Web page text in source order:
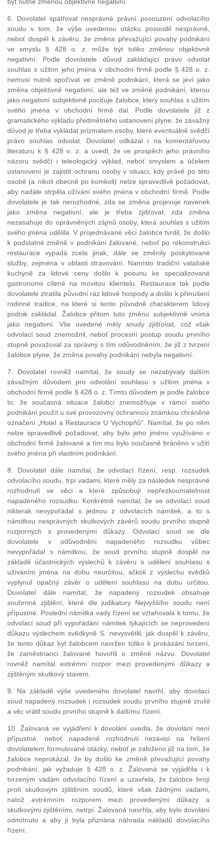
6. Dovolatel spatřoval nesprávné právní posouzení odvolacího
soudu v tom, že výše uvedenou otázku posoudil nesprávně,
neboť dospěl k závěru, že změna převažující povahy podnikání
ve smyslu § 428 o. z. může být toliko změnou objektivně
negativní. Podle dovolatele důvod zakládající právo odvolat
souhlas s užitím jeho jména v obchodní firmě podle § 428 o. z.
nemusí nutně spočívat ve změně podnikání, která se jeví jako
změna objektivně negativní, ale též ve změně podnikání, kterou
jako negativní subjektivně pociťuje žalobce, který souhlas s užitím
svého jména v obchodní firmě dal. Podle dovolatele již z
gramatického výkladu předmětného ustanovení plyne, že závažný
důvod je třeba vykládat prizmatem osoby, které eventuálně svědčí
právo souhlas odvolat. Dovolatel odkázal i na komentářovou
literaturu k § 428 o. z. a uvedl, že ve prospěch jeho právního
názoru svědčí i teleologický výklad, neboť smyslem a účelem
ustanovení je zajistit ochranu osoby v situaci, kdy právě po této
osobě (a nikoli obecně po komkoli) nelze spravedlivě požadovat,
aby nadále strpěla užívání svého jména v obchodní firmě. Podle
dovolatele je tak nerozhodné, zda se změna projevuje navenek
jako změna negativní, ale je třeba zjišťovat, zda změna
nezasahuje do oprávněných zájmů osoby, která souhlas s užitím
svého jména udělila. V projednávané věci žalobce tvrdil, že došlo
k podstatné změně v podnikání žalované, neboť po rekonstrukci
restaurace vypadá zcela jinak, dále se změnily poskytované
služby, zejména v oblasti stravování. Namísto tradiční valašské
kuchyně za lidové ceny došlo k posunu ke specializované
gastronomii cílené na movitou klientelu. Restaurace tak podle
dovolatele ztratila původní ráz lidové hospody a došlo k přerušení
rodinné tradice, na které si tento původně charakterem lidový
podnik zakládal. Žalobce přitom tuto změnu subjektivně vnímá
jako negativní. Vše uvedené měly soudy zjišťovat, což však
odvolací soud znemožnil, neboť procesní postup soudu prvního
stupně považoval za správný s tím odůvodněním, že již z tvrzení
žalobce plyne, že změna povahy podnikání nebyla negativní.
7. Dovolatel rovněž namítal, že soudy se nezabývaly dalším
závažným důvodem pro odvolání souhlasu s užitím jména v
obchodní firmě podle § 428 o. z. Tímto důvodem je podle žalobce
to, že současná situace žalobci znemožňuje v rámci svého
podnikání použít u své provozovny ochrannou známkou chráněné
označení „Hotel a Restaurace U Vychopňů“. Namítal, že po něm
nelze spravedlivě požadovat, aby bylo jeho jméno využíváno v
obchodní firmě žalované a tím mu bylo současně bráněno v užití
svého jména při vlastním podnikání.
8. Dovolatel dále namítal, že odvolací řízení, resp. rozsudek
odvolacího soudu, trpí vadami, které měly za následek nesprávné
rozhodnutí ve věci a které způsobují nepřezkoumatelnost
napadeného rozsudku. Konkrétně namítal, že se odvolací soud
nikterak nevypořádal s jednou z odvolacích námitek, a to s
námitkou nesprávných skutkových závěrů soudu prvního stupně
rozporných s provedenými důkazy. Odvolací soud se dle
dovolatele v odůvodnění napadeného rozsudku vůbec
nevypořádal s námitkou, že soud prvního stupně dospěl na
základě účastnických výslechů k závěru o udělení souhlasu s
užíváním jména na dobu neurčitou, ačkoli z výslechu svědků
vyplynul opačný závěr o udělení souhlasu na dobu určitou.
Dovolatel dále namítal, že napadený rozsudek obsahuje
souhrnné zjištění, které dle judikatury Nejvyššího soudu není
přípustné. Poslední námitka vady řízení se vztahovala k tomu, že
odvolací soud při vypořádání námitek týkajících se neprovedení
důkazu výslechem svědkyně S. nevysvětlil, jak dospěl k závěru,
že tento důkaz byl žalobcem navržen toliko k prokázání tvrzení,
že zaměstnanci žalované hovořili o změně názvu. Dovolatel
rovněž namítal extrémní rozpor mezi provedenými důkazy a
zjištěným skutkový stavem.
9. Na základě výše uvedeného dovolatel navrhl, aby dovolací
soud napadený rozsudek i rozsudek soudu prvního stupně zrušil
a věc vrátil soudu prvního stupně k dalšímu řízení.
10. Žalovaná ve vyjádření k dovolání uvedla, že dovolání není
přípustné, neboť napadené rozhodnutí nezávisí na řešení
dovolatelem formulované otázky, neboť je založeno již na tom, že
žalobce neprokázal, že by došlo ke změně převažující povahy
podnikání, jak vyžaduje § 428 o. z. Žalovaná se vyjádřila i k
tvrzeným vadám odvolacího řízení a uzavřela, že žalobce brojí
proti skutkovým zjištěním soudů, které však žádnými vadami,
natož extrémním rozporem mezi provedenými důkazy a
skutkovými zjištěními, netrpí. Žalovaná navrhla, aby bylo dovolání
odmítnuto a aby jí byla přiznána náhrada nákladů dovolacího
řízení.